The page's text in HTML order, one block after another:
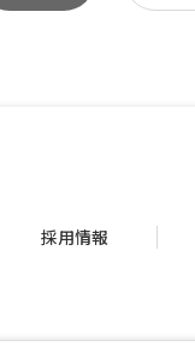
採用情報